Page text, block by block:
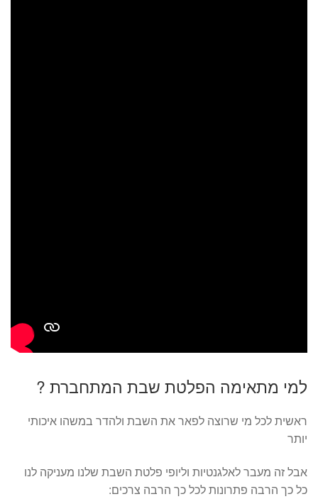
למי מתאימה הפלטת שבת המתחברת ?
ראשית לכל מי שרוצה לפאר את השבת ולהדר במשהו איכותי
יותר
אבל זה מעבר לאלגנטיות וליופי פלטת השבת שלנו מעניקה לנו
כל כך הרבה פתרונות לכל כך הרבה צרכים: